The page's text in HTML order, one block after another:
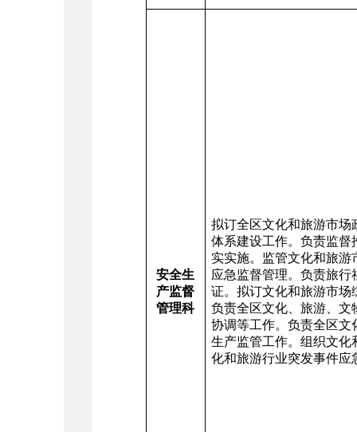
安全生
产监督
管理科
拟订全区文化和旅游市场
体系建设工作。负责监督
实实施。监管文化和旅
应急监督管理。负责旅
证。拟订文化和旅游市场
负责全区文化、旅游、文
协调等工作。负责全区文
生产监管工作。组织文化
化和旅游行业突发事件应